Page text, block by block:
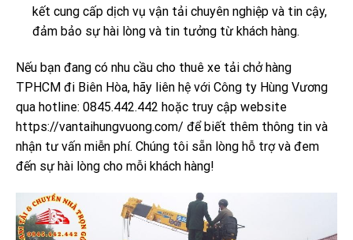
kết cung cấp dịch vụ vận tải chuyên nghiệp và tin cậy,
đảm bảo sự hài lòng và tin tưởng từ khách hàng.
Nếu bạn đang có nhu cầu cho thuê xe tải chở hàng
TPHCM đi Biên Hòa, hãy liên hệ với Công ty Hùng Vương
qua hotline: 0845.442.442 hoặc truy cập website
https://vantaihungvuong.com/ để biết thêm thông tin và
nhận tư vấn miễn phí. Chúng tôi sẵn lòng hỗ trợ và đem
đến sự hài lòng cho mỗi khách hàng!